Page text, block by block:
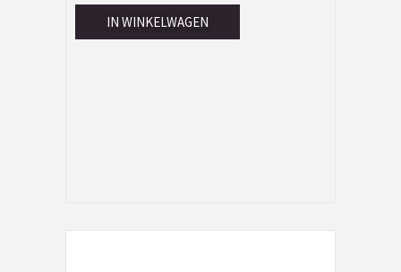
IN WINKELWAGEN